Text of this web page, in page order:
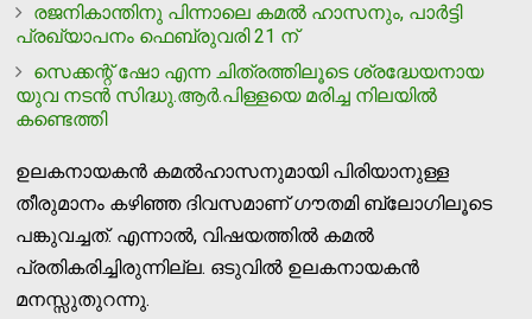
രജനികാന്തിനു പിന്നാലെ കമല്‍ ഹാസനും, പാര്‍ട്ടി
പ്രഖ്യാപനം ഫെബ്രുവരി 21 ന്
സെക്കന്റ് ഷോ എന്ന ചിത്രത്തിലൂടെ ശ്രദ്ധേയനായ
യുവ നടന്‍ സിദ്ധു.ആര്‍.പിള്ളയെ മരിച്ച നിലയില്‍
കണ്ടെത്തി
ഉലകനായകന്‍ കമല്‍ഹാസനുമായി പിരിയാനുള്ള
തീരുമാനം കഴിഞ്ഞ ദിവസമാണ് ഗൗതമി ബ്ലോഗിലൂടെ
പങ്കുവച്ചത്. എന്നാല്‍, വിഷയത്തില്‍ കമല്‍
പ്രതികരിച്ചിരുന്നില്ല. ഒടുവില്‍ ഉലകനായകന്‍
മനസ്സുതുറന്നു.